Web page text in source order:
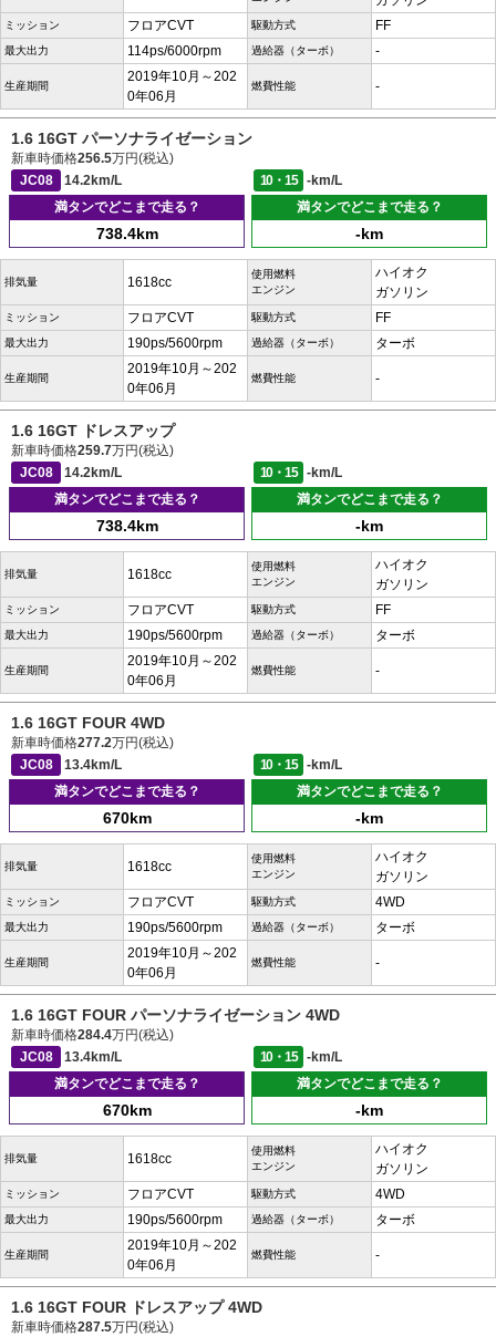
ミッション フロアCVT 駆動方式 FF
最大出力 114ps/6000rpm 過給器（ターボ） -
生産期間
2019年10月～202
0年06月
燃費性能 -
1.6 16GT パーソナライゼーション
新車時価格256.5万円(税込)
JC08
14.2km/L 10・15
-km/L
満タンでどこまで走る？
738.4km
満タンでどこまで走る？
-km
排気量 1618cc
使用燃料
エンジン
ハイオク
ガソリン
ミッション フロアCVT 駆動方式 FF
最大出力 190ps/5600rpm 過給器（ターボ） ターボ
生産期間
2019年10月～202
0年06月
燃費性能 -
1.6 16GT ドレスアップ
新車時価格259.7万円(税込)
JC08
14.2km/L 10・15
-km/L
満タンでどこまで走る？
738.4km
満タンでどこまで走る？
-km
排気量 1618cc
使用燃料
エンジン
ハイオク
ガソリン
ミッション フロアCVT 駆動方式 FF
最大出力 190ps/5600rpm 過給器（ターボ） ターボ
生産期間
2019年10月～202
0年06月
燃費性能 -
1.6 16GT FOUR 4WD
新車時価格277.2万円(税込)
JC08
13.4km/L 10・15
-km/L
満タンでどこまで走る？
670km
満タンでどこまで走る？
-km
排気量 1618cc
使用燃料
エンジン
ハイオク
ガソリン
ミッション フロアCVT 駆動方式 4WD
最大出力 190ps/5600rpm 過給器（ターボ） ターボ
生産期間
2019年10月～202
0年06月
燃費性能 -
1.6 16GT FOUR パーソナライゼーション 4WD
新車時価格284.4万円(税込)
JC08
13.4km/L 10・15
-km/L
満タンでどこまで走る？
670km
満タンでどこまで走る？
-km
排気量 1618cc
使用燃料
エンジン
ハイオク
ガソリン
ミッション フロアCVT 駆動方式 4WD
最大出力 190ps/5600rpm 過給器（ターボ） ターボ
生産期間
2019年10月～202
0年06月
燃費性能 -
1.6 16GT FOUR ドレスアップ 4WD
新車時価格287.5万円(税込)